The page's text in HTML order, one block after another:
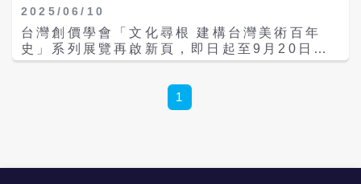
2025/06/10
台灣創價學會「文化尋根 建構台灣美術百年
史」系列展覽再啟新頁，即日起至9月20日，
於創價美術館板橋館推出《島嶼‧跫音─鐘俊雄
段的創作足跡，呈現其探索藝術並持續創新的
歷程。不僅讓民眾欣賞這些自由奔放、刻劃生
1